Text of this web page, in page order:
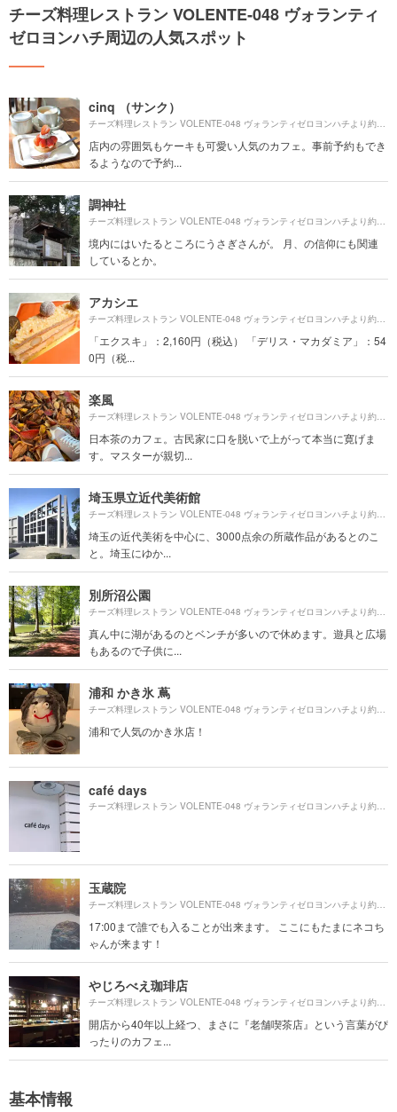
チーズ料理レストラン VOLENTE‐048 ヴォランティ
ゼロヨンハチ周辺の人気スポット
cinq （サンク）
チーズ料理レストラン VOLENTE‐048 ヴォランティゼロヨンハチより約
店内の雰囲気もケーキも可愛い人気のカフェ。事前予約もでき
るようなので予約...
調神社
チーズ料理レストラン VOLENTE‐048 ヴォランティゼロヨンハチより約
境内にはいたるところにうさぎさんが。 月、の信仰にも関連
しているとか。
アカシエ
チーズ料理レストラン VOLENTE‐048 ヴォランティゼロヨンハチより約
「エクスキ」：2,160円（税込） 「デリス・マカダミア」：54
0円（税...
楽風
チーズ料理レストラン VOLENTE‐048 ヴォランティゼロヨンハチより約
日本茶のカフェ。古民家に口を脱いで上がって本当に寛げま
す。マスターが親切...
埼玉県立近代美術館
チーズ料理レストラン VOLENTE‐048 ヴォランティゼロヨンハチより約
埼玉の近代美術を中心に、3000点余の所蔵作品があるとのこ
と。埼玉にゆか...
別所沼公園
チーズ料理レストラン VOLENTE‐048 ヴォランティゼロヨンハチより約
真ん中に湖があるのとベンチが多いので休めます。遊具と広場
もあるので子供に...
浦和 かき氷 蔦
チーズ料理レストラン VOLENTE‐048 ヴォランティゼロヨンハチより約
浦和で人気のかき氷店！
café days
チーズ料理レストラン VOLENTE‐048 ヴォランティゼロヨンハチより約
玉蔵院
チーズ料理レストラン VOLENTE‐048 ヴォランティゼロヨンハチより約
17:00まで誰でも入ることが出来ます。 ここにもたまにネコち
ゃんが来ます！
やじろべえ珈琲店
チーズ料理レストラン VOLENTE‐048 ヴォランティゼロヨンハチより約
開店から40年以上経つ、まさに『老舗喫茶店』という言葉がぴ
ったりのカフェ...
基本情報